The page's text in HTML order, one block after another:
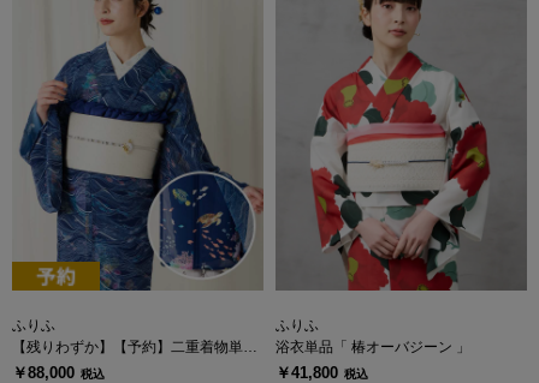
ふりふ
【残りわずか】【予約】二重着物単品
「ナミノムコウ」
￥88,000 税込
ふりふ
浴衣単品「 椿オーバジーン 」
￥41,800 税込